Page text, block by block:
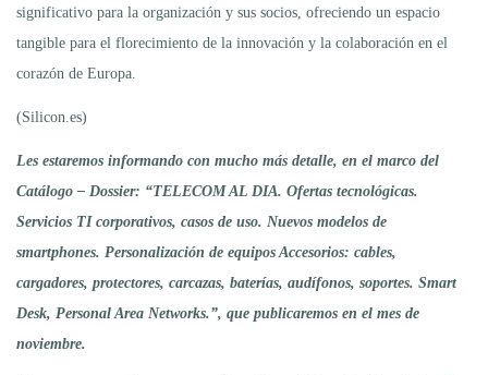
significativo para la organización y sus socios, ofreciendo un espacio
tangible para el florecimiento de la innovación y la colaboración en el
corazón de Europa.
(Silicon.es)
Les estaremos informando con mucho más detalle, en el marco del
Catálogo – Dossier: “TELECOM AL DIA. Ofertas tecnológicas.
Servicios TI corporativos, casos de uso. Nuevos modelos de
smartphones. Personalización de equipos Accesorios: cables,
cargadores, protectores, carcazas, baterías, audífonos, soportes. Smart
Desk, Personal Area Networks.”, que publicaremos en el mes de
noviembre.